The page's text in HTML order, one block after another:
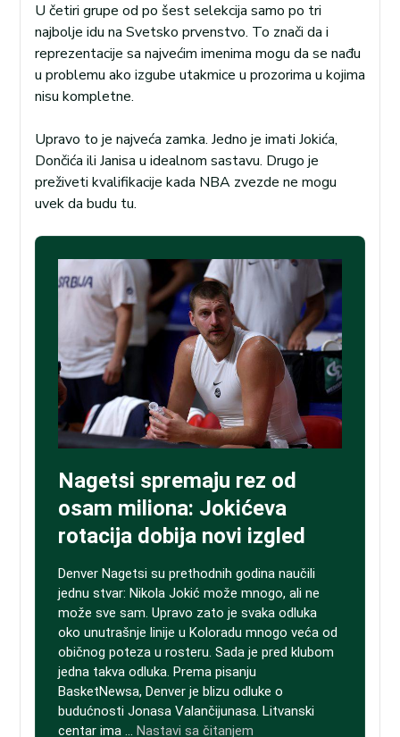
U četiri grupe od po šest selekcija samo po tri
najbolje idu na Svetsko prvenstvo. To znači da i
reprezentacije sa najvećim imenima mogu da se nađu
u problemu ako izgube utakmice u prozorima u kojima
nisu kompletne.
Upravo to je najveća zamka. Jedno je imati Jokića,
Dončića ili Janisa u idealnom sastavu. Drugo je
preživeti kvalifikacije kada NBA zvezde ne mogu
uvek da budu tu.